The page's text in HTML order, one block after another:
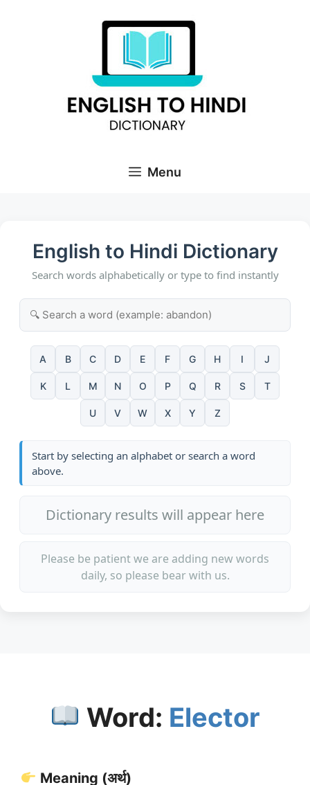
Menu
English to Hindi Dictionary
Search words alphabetically or type to find instantly
A B C D E F G H I J
K L M N O P Q R S T
U V W X Y Z
Start by selecting an alphabet or search a word
above.
Dictionary results will appear here
Please be patient we are adding new words
daily, so please bear with us.
Word: Elector
Meaning (अर्थ)